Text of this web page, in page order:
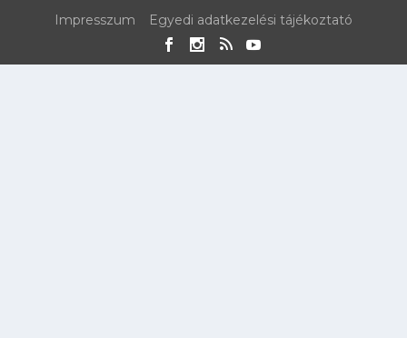
Impresszum Egyedi adatkezelési tájékoztató